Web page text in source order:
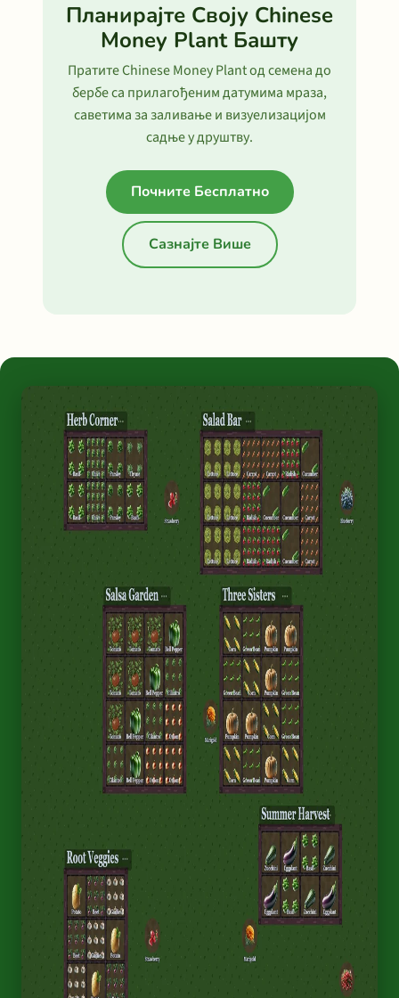
Планирајте Своју Chinese
Money Plant Башту
Пратите Chinese Money Plant од семена до
бербе са прилагођеним датумима мраза,
саветима за заливање и визуелизацијом
садње у друштву.
Почните Бесплатно
Сазнајте Више